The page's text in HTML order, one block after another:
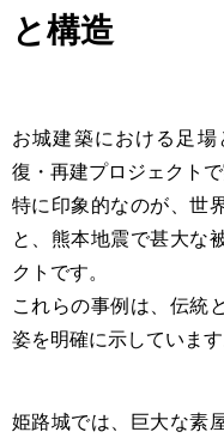
と構造
お城建築における足
復・再建プロジェクト
特に印象的なのが、世
と、熊本地震で甚大な
クトです。
これらの事例は、伝統
姿を明確に示しています
姫路城では、巨大な素